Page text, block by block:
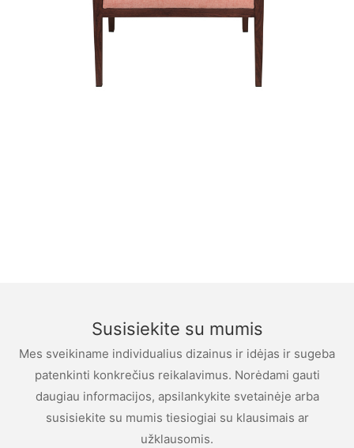
Susisiekite su mumis
Mes sveikiname individualius dizainus ir idėjas ir sugeba
patenkinti konkrečius reikalavimus. Norėdami gauti
daugiau informacijos, apsilankykite svetainėje arba
susisiekite su mumis tiesiogiai su klausimais ar
užklausomis.